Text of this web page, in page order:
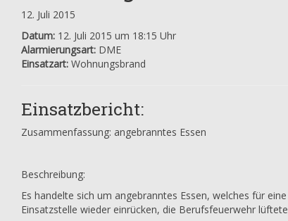
12. Juli 2015
Datum: 12. Juli 2015 um 18:15 Uhr
Alarmierungsart: DME
Einsatzart: Wohnungsbrand
Einsatzbericht:
Zusammenfassung: angebranntes Essen
Beschreibung:
Es handelte sich um angebranntes Essen, welches für
Einsatzstelle wieder einrücken, die Berufsfeuerwehr